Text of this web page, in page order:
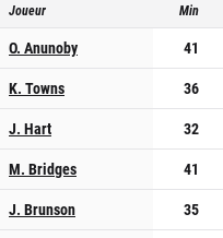
Joueur Min
O. Anunoby 41
K. Towns
36
J. Hart
32
M. Bridges
41
J. Brunson
35